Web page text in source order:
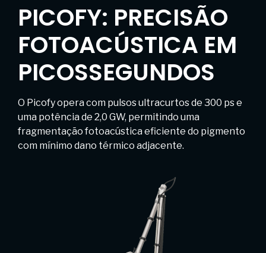
PICOFY: PRECISÃO
FOTOACÚSTICA EM
PICOSSEGUNDOS
O Picofy opera com pulsos ultracurtos de 300 ps e
uma potência de 2,0 GW, permitindo uma
fragmentação fotoacústica eficiente do pigmento
com mínimo dano térmico adjacente.